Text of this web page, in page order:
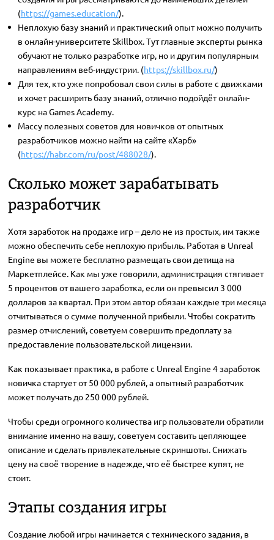
(https://games.education/).
Неплохую базу знаний и практический опыт можно получить
в онлайн-университете Skillbox. Тут главные эксперты рынка
обучают не только разработке игр, но и другим популярным
направлениям веб-индустрии. (https://skillbox.ru/)
Для тех, кто уже попробовал свои силы в работе с движками
и хочет расширить базу знаний, отлично подойдёт онлайн-
курс на Games Academy.
Массу полезных советов для новичков от опытных
разработчиков можно найти на сайте «Харб»
(https://habr.com/ru/post/488028/).
Сколько может зарабатывать
разработчик
Хотя заработок на продаже игр – дело не из простых, им также
можно обеспечить себе неплохую прибыль. Работая в Unreal
Engine вы можете бесплатно размещать свои детища на
Маркетплейсе. Как мы уже говорили, администрация стягивает
5 процентов от вашего заработка, если он превысил 3 000
долларов за квартал. При этом автор обязан каждые три месяца
отчитываться о сумме полученной прибыли. Чтобы сократить
размер отчислений, советуем совершить предоплату за
предоставление пользовательской лицензии.
Как показывает практика, в работе с Unreal Engine 4 заработок
новичка стартует от 50 000 рублей, а опытный разработчик
может получать до 250 000 рублей.
Чтобы среди огромного количества игр пользователи обратили
внимание именно на вашу, советуем составить цепляющее
описание и сделать привлекательные скриншоты. Снижать
цену на своё творение в надежде, что её быстрее купят, не
стоит.
Этапы создания игры
Создание любой игры начинается с технического задания, в